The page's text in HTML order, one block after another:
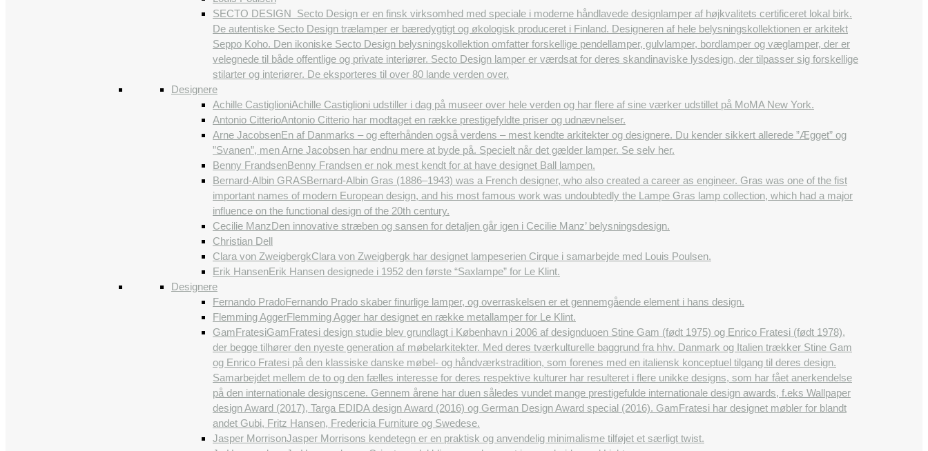
SECTO DESIGN Secto Design er en finsk virksomhed med speciale i moderne håndlavede designlamper af højkvalitets certificeret lokal birk.
De autentiske Secto Design trælamper er bæredygtigt og økologisk produceret i Finland. Designeren af ​​hele belysningskollektionen er arkitekt
Seppo Koho. Den ikoniske Secto Design belysningskollektion omfatter forskellige pendellamper, gulvlamper, bordlamper og væglamper, der er
velegnede til både offentlige og private interiører. Secto Design lamper er værdsat for deres skandinaviske lysdesign, der tilpasser sig forskellige
stilarter og interiører. De eksporteres til over 80 lande verden over.
Designere
Achille CastiglioniAchille Castiglioni udstiller i dag på museer over hele verden og har flere af sine værker udstillet på MoMA New York.
Antonio CitterioAntonio Citterio har modtaget en række prestigefyldte priser og udnævnelser.
Arne JacobsenEn af Danmarks – og efterhånden også verdens – mest kendte arkitekter og designere. Du kender sikkert allerede ”Ægget” og
”Svanen”, men Arne Jacobsen har endnu mere at byde på. Specielt når det gælder lamper. Se selv her.
Benny FrandsenBenny Frandsen er nok mest kendt for at have designet Ball lampen.
Bernard-Albin GRASBernard-Albin Gras (1886–1943) was a French designer, who also created a career as engineer. Gras was one of the fist
important names of modern European design, and his most famous work was undoubtedly the Lampe Gras lamp collection, which had a major
influence on the functional design of the 20th century.
Cecilie ManzDen innovative stræben og sansen for detaljen går igen i Cecilie Manz’ belysningsdesign.
Christian Dell
Clara von ZweigbergkClara von Zweigbergk har designet lampeserien Cirque i samarbejde med Louis Poulsen.
Erik HansenErik Hansen designede i 1952 den første “Saxlampe” for Le Klint.
Designere
Fernando PradoFernando Prado skaber finurlige lamper, og overraskelsen er et gennemgående element i hans design.
Flemming AggerFlemming Agger har designet en række metallamper for Le Klint.
GamFratesiGamFratesi design studie blev grundlagt i København i 2006 af designduoen Stine Gam (født 1975) og Enrico Fratesi (født 1978),
der begge tilhører den nyeste generation af møbelarkitekter. Med deres tværkulturelle baggrund fra hhv. Danmark og Italien trækker Stine Gam
og Enrico Fratesi på den klassiske danske møbel- og håndværkstradition, som forenes med en italiensk konceptuel tilgang til deres design.
Samarbejdet mellem de to og den fælles interesse for deres respektive kulturer har resulteret i flere unikke designs, som har fået anerkendelse
på den internationale designscene. Gennem årene har duen således vundet mange prestigefulde internationale design awards, f.eks Wallpaper
design Award (2017), Targa EDIDA design Award (2016) og German Design Award special (2016). GamFratesi har designet møbler for blandt
andet Gubi, Fritz Hansen, Fredericia Furniture og Swedese.
Jasper MorrisonJasper Morrisons kendetegn er en praktisk og anvendelig minimalisme tilføjet et særligt twist.